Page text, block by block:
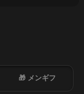
🎁 メンギフ